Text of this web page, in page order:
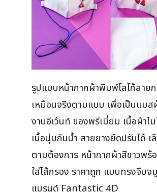
รูปแบบหน้ากากผ้าพิมพ์โลโก้ลาย
เหมือนจริงตามแบบ เพื่อเป็นแมส
งานอีเว้นท์ ของพรีเมี่ยม เนื้อผ้าไ
เนื้อนุ่มกันน้ำ สายยางยืดปรับได้ เ
ตามต้องการ หน้ากากผ้าสีขาวพร้
ใส่ไส้กรอง ราคาถูก แบบทรงจีบจ
แบรนด์ Fantastic 4D